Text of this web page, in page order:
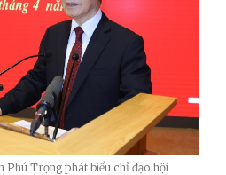
Phú Trọng phát biểu chỉ đạo hội